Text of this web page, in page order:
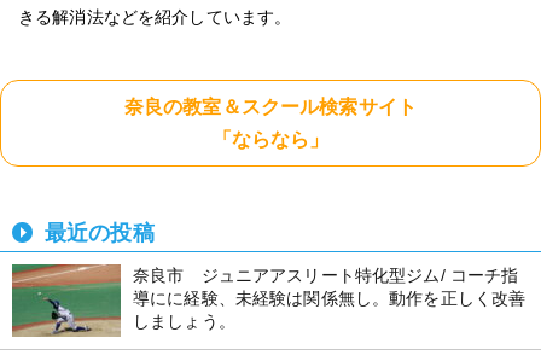
きる解消法などを紹介しています。
奈良の教室＆スクール検索サイト
「ならなら」
最近の投稿
奈良市 ジュニアアスリート特化型ジム/ コーチ指
導にに経験、未経験は関係無し。動作を正しく改善
しましょう。